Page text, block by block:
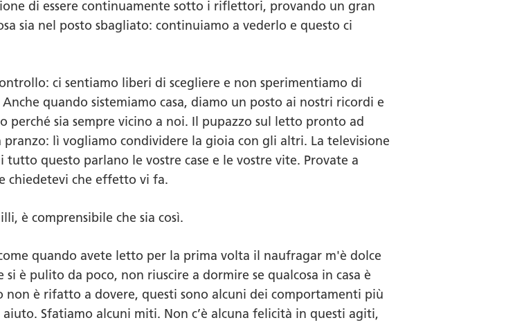
di essere continuamente sotto i riflettori, provando un gran
sia nel posto sbagliato: continuiamo a vederlo e questo ci
ci sentiamo liberi di scegliere e non sperimentiamo di
quando sistemiamo casa, diamo un posto ai nostri ricordi e
sia sempre vicino a noi. Il pupazzo sul letto pronto ad
lì vogliamo condividere la gioia con gli altri. La televisione
questo parlano le vostre case e le vostre vite. Provate a
chiedetevi che effetto vi fa.
è comprensibile che sia così.
quando avete letto per la prima volta il naufragar m'è dolce
è pulito da poco, non riuscire a dormire se qualcosa in casa è
non è rifatto a dovere, questi sono alcuni dei comportamenti più
Sfatiamo alcuni miti. Non c’è alcuna felicità in questi agiti,